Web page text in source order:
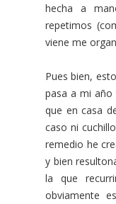
hecha a
repetimos
viene me
Pues bien,
pasa a mi año
que en casa
caso ni
remedio he
y bien
la que
obviamente